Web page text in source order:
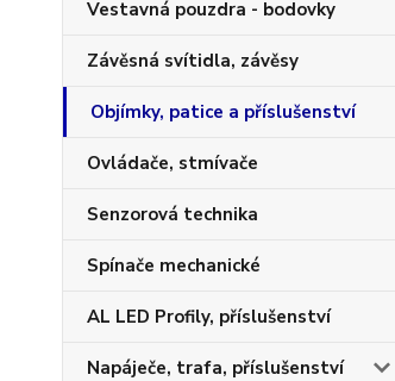
Vestavná pouzdra - bodovky
Závěsná svítidla, závěsy
Objímky, patice a příslušenství
Ovládače, stmívače
Senzorová technika
Spínače mechanické
AL LED Profily, příslušenství
Napáječe, trafa, příslušenství